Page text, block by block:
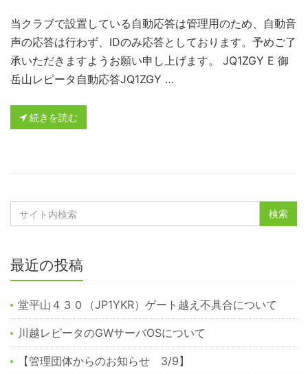
当クラブで設置している自動応答は管理用のため、自動音
声の応答は行わず、IDのみ応答としております。予めご了
承いただきますようお願い申し上げます。 JQ1ZGY E 御
岳山レピータ自動応答JQ1ZGY …
続きを読む
最近の投稿
堂平山４３０（JP1YKR）ゲート越え不具合について
川越レピータのGWサーバOSについて
【管理団体からのお知らせ 3/9】